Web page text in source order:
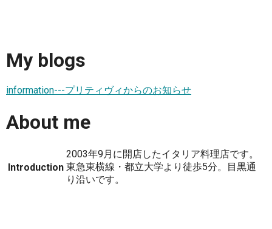
My blogs
information---プリティヴィからのお知らせ
About me
Introduction
2003年9月に開店したイタリア料理店です。
東急東横線・都立大学より徒歩5分。目黒通
り沿いです。